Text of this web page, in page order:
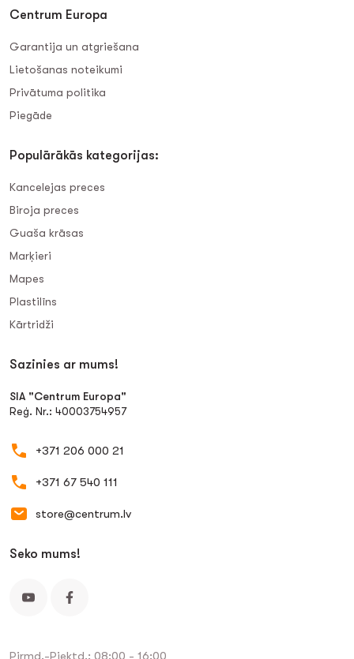
Centrum Europa
Garantija un atgriešana
Lietošanas noteikumi
Privātuma politika
Piegāde
Populārākās kategorijas:
Kancelejas preces
Biroja preces
Guaša krāsas
Marķieri
Mapes
Plastilīns
Kārtridži
Sazinies ar mums!
SIA "Centrum Europa"
Reģ. Nr.: 40003754957
+371 206 000 21
+371 67 540 111
store@centrum.lv
Seko mums!
Pirmd.-Piektd.: 08:00 - 16:00